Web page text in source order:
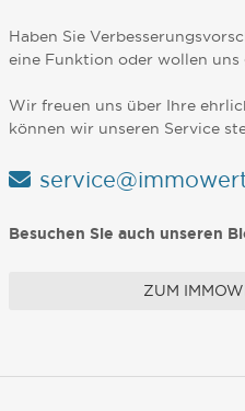
Haben Sie
eine Funktion oder wollen uns
Wir freuen uns über Ihre
können wir unseren Service
Besuchen Sie auch unseren
ZUM